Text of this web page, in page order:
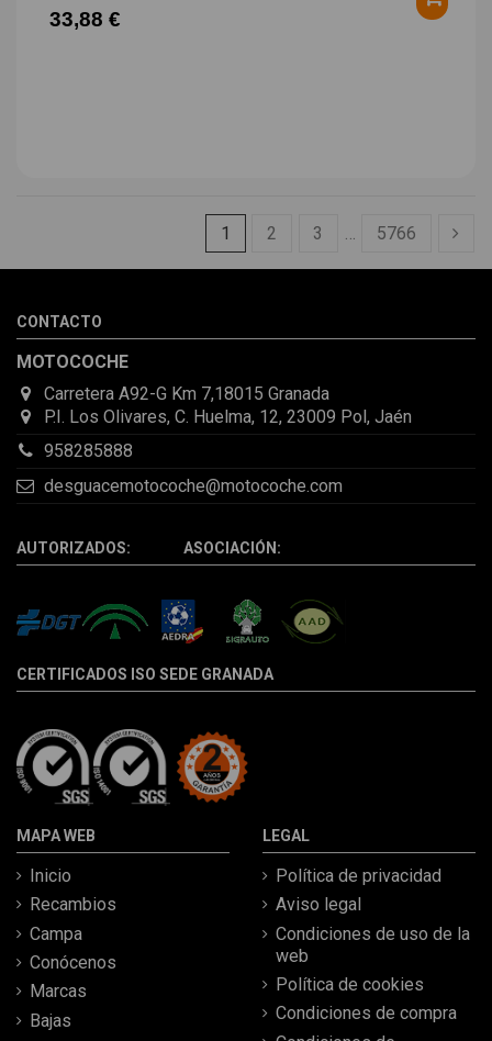
33,88 €
1 2 3 … 5766
CONTACTO
MOTOCOCHE
Carretera A92-G Km 7,18015 Granada
P.I. Los Olivares, C. Huelma, 12, 23009 Pol, Jaén
958285888
desguacemotocoche@motocoche.com
AUTORIZADOS: ASOCIACIÓN:
CERTIFICADOS ISO SEDE GRANADA
MAPA WEB
Inicio
Recambios
Campa
Conócenos
Marcas
Bajas
LEGAL
Política de privacidad
Aviso legal
Condiciones de uso de la
web
Política de cookies
Condiciones de compra